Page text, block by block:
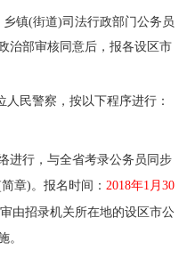
镇(街道)司法行政部门公务员
治部审核同意后，报各设区市
民警察，按以下程序进行：
行，与全省考录公务员同步
章)。报名时间：2018年1月30
由招录机关所在地的设区市公
。